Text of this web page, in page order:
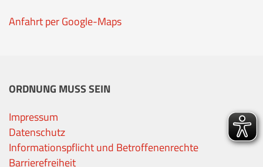
Anfahrt per Google-Maps
ORDNUNG MUSS SEIN
Impressum
Datenschutz
Informationspflicht und Betroffenenrechte
Barrierefreiheit